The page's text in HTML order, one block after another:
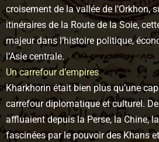
croisement de la vallée de l’Orkhon,
itinéraires de la Route de la Soie,
majeur dans l’histoire politique,
l’Asie centrale.
Un carrefour d’empires
Kharkhorin était bien plus qu’une
carrefour diplomatique et culturel.
affluaient depuis la Perse, la Chine,
fascinées par le pouvoir des Khans